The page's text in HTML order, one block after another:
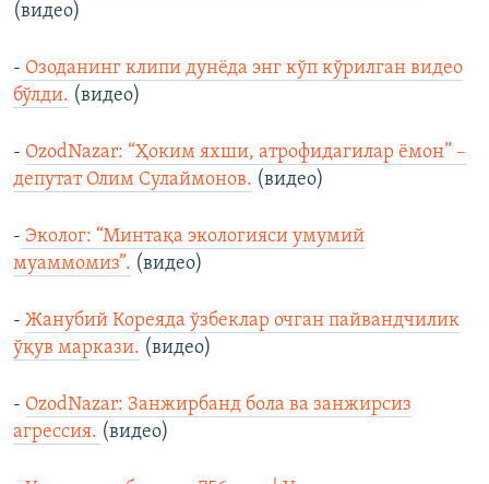
(видео)
- Озоданинг клипи дунёда энг кўп кўрилган видео
бўлди. (видео)
- OzodNazar: “Ҳоким яхши, атрофидагилар ёмон” –
депутат Олим Сулаймонов. (видео)
- Эколог: “Минтақа экологияси умумий
муаммомиз”. (видео)
- Жанубий Кореяда ўзбеклар очган пайвандчилик
ўқув маркази. (видео)
- OzodNazar: Занжирбанд бола ва занжирсиз
агрессия. (видео)